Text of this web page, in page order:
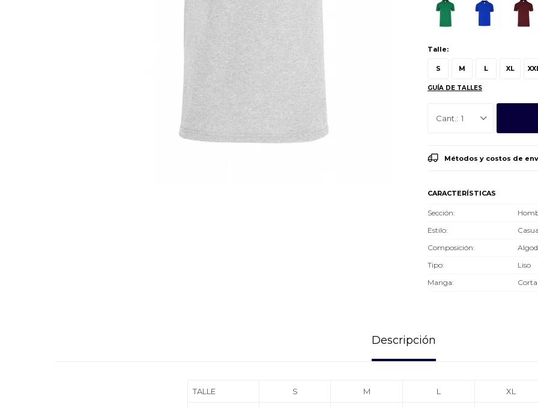
Talle:
S M L XL
GUÍA DE TALLES
1
Métodos y costos de
CARACTERÍSTICAS
Sección
Estilo
Composición
Tipo
Liso
Manga
Corta
Descripción
TALLE S M L XL